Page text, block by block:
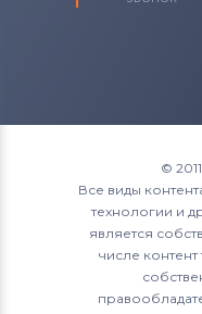
©
Все виды
технологии и
является
числе